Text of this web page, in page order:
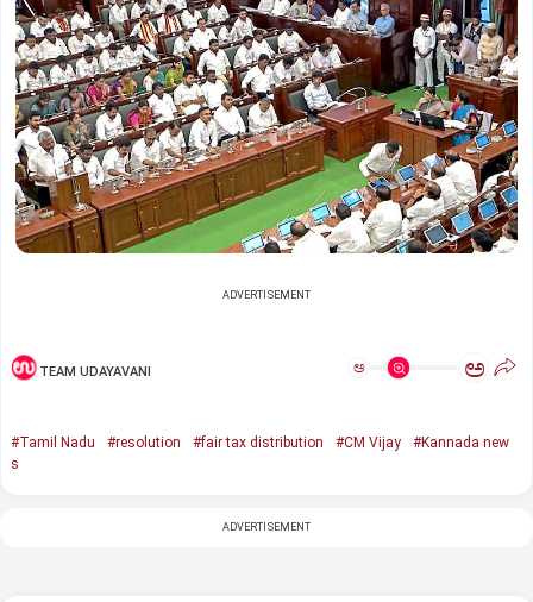
ADVERTISEMENT
TEAM UDAYAVANI ಅ ಅ
#Tamil Nadu #resolution #fair tax distribution #CM Vijay
#Kannada new
s
ADVERTISEMENT